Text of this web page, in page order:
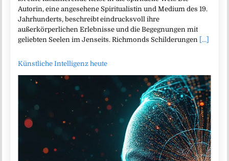
Autorin, eine angesehene Spiritualistin und Medium des 19.
Jahrhunderts, beschreibt eindrucksvoll ihre
außerkörperlichen Erlebnisse und die Begegnungen mit
geliebten Seelen im Jenseits. Richmonds Schilderungen [...]
Künstliche Intelligenz heute